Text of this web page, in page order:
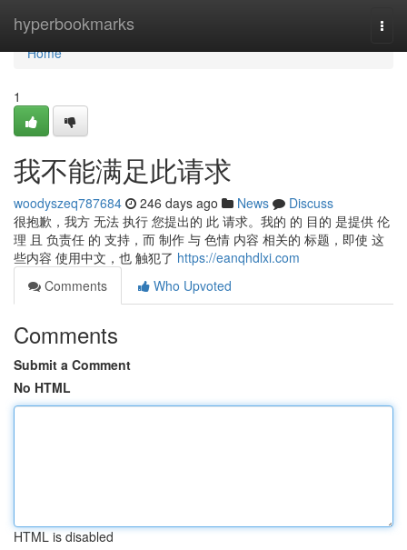
hyperbookmarks
Home
Home
1
我不能满足此请求
woodyszeq787684 246 days ago News
Discuss
很抱歉，我方 无法 执行 您提出的 此 请求。我的 的 目的 是提供 伦
理 且 负责任 的 支持，而 制作 与 色情 内容 相关的 标题，即使 这
些内容 使用中文，也 触犯了 https://eanqhdlxi.com
Comments
Who Upvoted
Comments
Submit a Comment
No HTML
HTML is disabled